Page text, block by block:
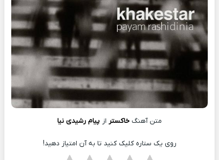
متن آهنگ خاکستر از پیام رشیدی نیا
روی یک ستاره کلیک کنید تا به آن امتیاز دهید!